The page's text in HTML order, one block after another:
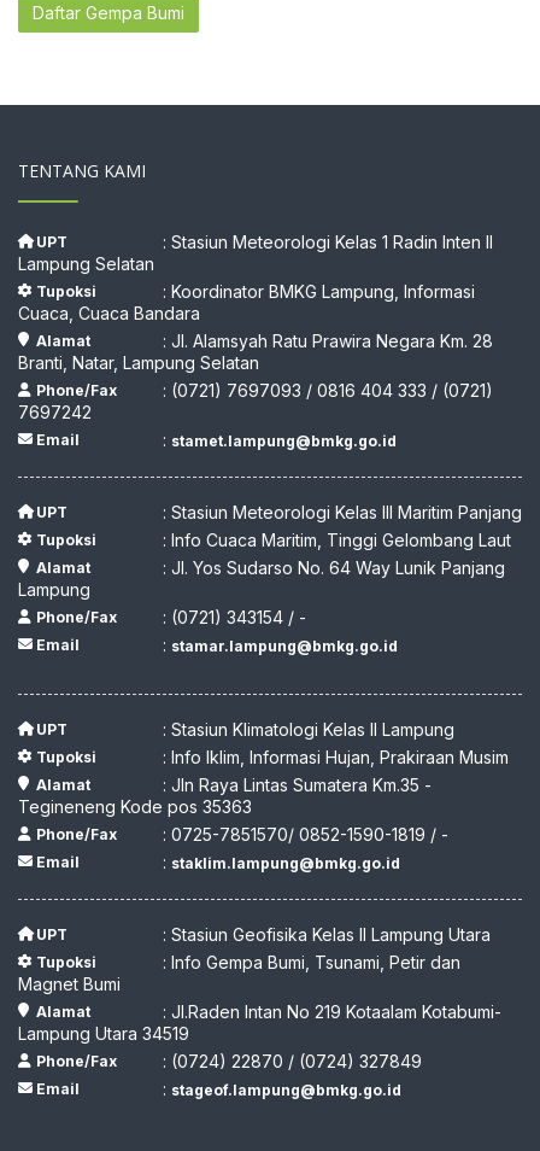
Daftar Gempa Bumi
TENTANG KAMI
UPT
: Stasiun Meteorologi Kelas 1 Radin Inten II
Lampung Selatan
Tupoksi
: Koordinator BMKG Lampung, Informasi
Cuaca, Cuaca Bandara
Alamat
: Jl. Alamsyah Ratu Prawira Negara Km. 28
Branti, Natar, Lampung Selatan
Phone/Fax
: (0721) 7697093 / 0816 404 333 / (0721)
7697242
Email : stamet.lampung@bmkg.go.id
UPT : Stasiun Meteorologi Kelas III Maritim Panjang
Tupoksi : Info Cuaca Maritim, Tinggi Gelombang Laut
Alamat
: Jl. Yos Sudarso No. 64 Way Lunik Panjang
Lampung
Phone/Fax : (0721) 343154 / -
Email : stamar.lampung@bmkg.go.id
UPT : Stasiun Klimatologi Kelas II Lampung
Tupoksi : Info Iklim, Informasi Hujan, Prakiraan Musim
Alamat
: Jln Raya Lintas Sumatera Km.35 -
Tegineneng Kode pos 35363
Phone/Fax : 0725-7851570/ 0852-1590-1819 / -
Email : staklim.lampung@bmkg.go.id
UPT : Stasiun Geofisika Kelas II Lampung Utara
Tupoksi
: Info Gempa Bumi, Tsunami, Petir dan
Magnet Bumi
Alamat
: Jl.Raden Intan No 219 Kotaalam Kotabumi-
Lampung Utara 34519
Phone/Fax : (0724) 22870 / (0724) 327849
Email : stageof.lampung@bmkg.go.id